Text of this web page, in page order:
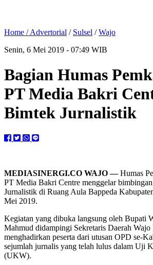
Home /Advertorial / Sulsel /Wajo
Senin, 6 Mei 2019 - 07:49 WIB
Bagian Humas
PT Media Bakri
Bimtek Jurnalistik
MEDIASINERGI.CO WAJO —Humas
PT Media Bakri Centre menggelar
Jurnalistik di Ruang Aula Bappeda
Mei 2019.
Kegiatan yang dibuka langsung oleh Bupati
Mahmud didampingi Sekretaris Daerah
menghadirkan peserta dari utusan OPD se-
sejumlah jurnalis yang telah lulus dalam Uji
(UKW).